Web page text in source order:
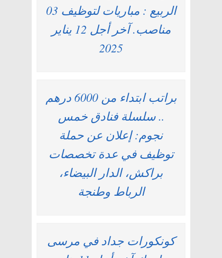
الربيع : مباريات لتوظيف 03
مناصب. آخر أجل 12 يناير
2025
براتب ابتداء من 6000 درهم
.. سلسلة فنادق خمس
نجوم: إعلان عن حملة
توظيف في عدة تخصصات
براكش، الدار البيضاء،
الرباط وطنجة
كونكورات جداد في مرسى